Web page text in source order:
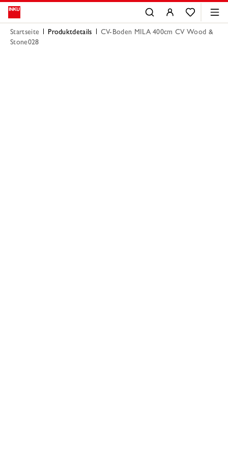
Startseite Produktdetails
CV-Boden MILA 400cm CV Wood &
Stone028